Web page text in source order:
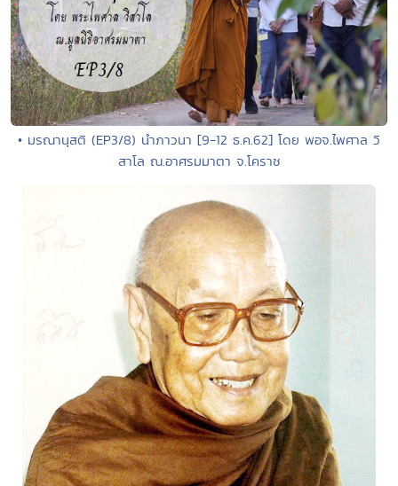
• มรณานุสติ (EP3/8) นำภาวนา [9-12 ธ.ค.62] โดย พอจ.ไพศาล วิ
สาโล ณ.อาศรมมาตา จ.โคราช